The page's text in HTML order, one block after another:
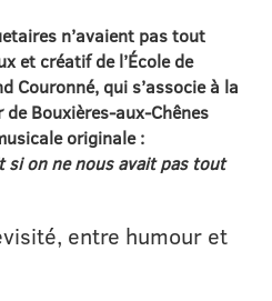
n’avaient pas tout
et créatif de l’École de
Couronné, qui s’associe à la
Bouxières-aux-Chênes
originale :
on ne nous avait pas tout
entre humour et